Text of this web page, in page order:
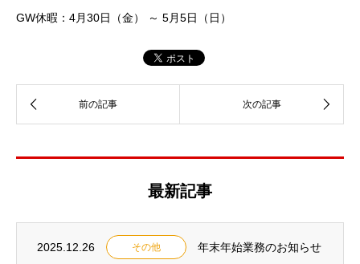
GW休暇：4月30日（金） ～ 5月5日（日）
最新記事
2025.12.26 その他 年末年始業務のお知らせ